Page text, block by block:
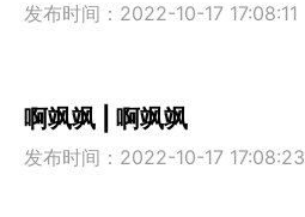
发布时间：2022-10-17 17:08:11
啊飒飒 | 啊飒飒
发布时间：2022-10-17 17:08:23